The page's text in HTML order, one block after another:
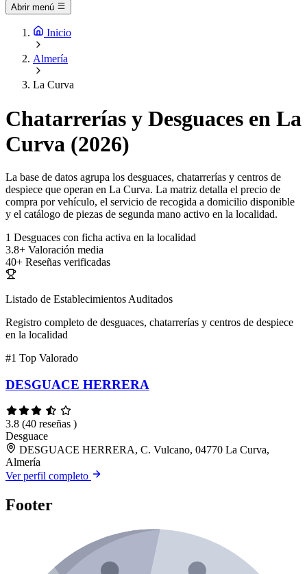
Abrir menú
Inicio
Almería
La Curva
Chatarrerías y Desguaces en La
Curva (2026)
La base de datos agrupa los desguaces, chatarrerías y centros de
despiece que operan en La Curva. La matriz detalla el precio de
compra por vehículo, el servicio de recogida a domicilio disponible
y el catálogo de piezas de segunda mano activo en la localidad.
1 Desguaces con ficha activa en la localidad
3.8+ Valoración media
40+ Reseñas verificadas
Listado de Establecimientos Auditados
Registro completo de desguaces, chatarrerías y centros de despiece
en la localidad
#1 Top Valorado
DESGUACE HERRERA
3.8 (40 reseñas )
Desguace
DESGUACE HERRERA, C. Vulcano, 04770 La Curva,
Almería
Ver perfil completo
Footer